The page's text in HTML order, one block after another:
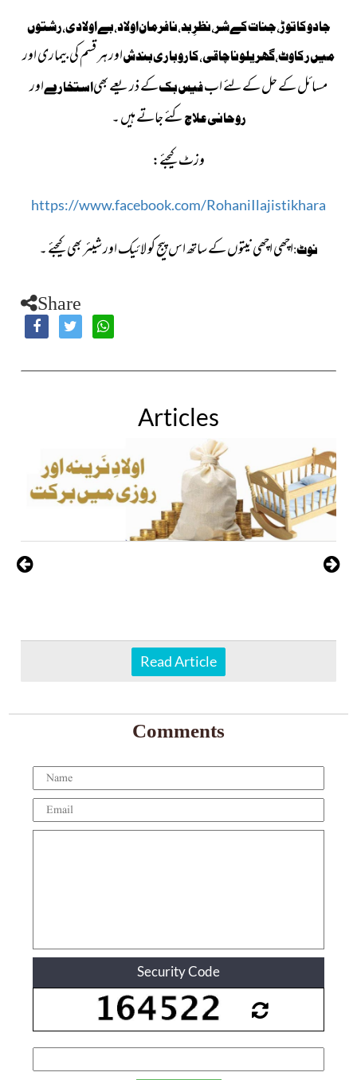
جادو کا توڑ، جنات کے شر، نظرِبد، نافرمان اولاد ،بے اولادی، رشتوں
میں رکاوٹ، گھریلو ناچاقی، کاروباری بندشاور ہر قسم کی بیماری اور
مسائل کے حل کےلئے ابفیس بککے ذریعے بھیاستخارےاور
روحانی علاجکئے جاتے ہیں ۔
وزٹ کیجئے:
https://www.facebook.com/RohaniIlajistikhara
نوٹ:اچھی اچھی نیتوں کے ساتھ اس پیج کو لائیک اور شیئر بھی کیجئے ۔
Share
Articles
Read Article
Comments
Security Code